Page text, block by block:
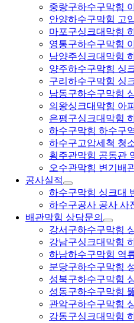
중랑구하수구막힘
안양하수구막힘 고
마포구싱크대막힘
영통구하수구막힘
남양주싱크대막힘
양주하수구막힘 싱
구리하수구막힘 싱
남동구하수구막힘
의왕싱크대막힘 아
은평구싱크대막힘
하수구막힘 하수구
하수구고압세척 청
횡주관막힘 공동관
오수관막힘 변기배
공사실적
하수구막힘 싱크대
하수구공사 공사 사
배관막힘 상담문의
강서구하수구막힘
강남구싱크대막힘
하남하수구막힘 역
분당구하수구막힘
성북구하수구막힘
성동구하수구막힘
관악구하수구막힘
강동구싱크대막힘